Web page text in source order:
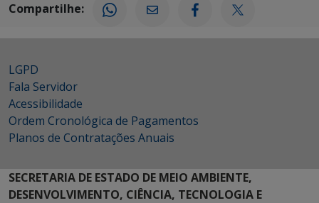
Compartilhe:
LGPD
Fala Servidor
Acessibilidade
Ordem Cronológica de Pagamentos
Planos de Contratações Anuais
SECRETARIA DE ESTADO DE MEIO AMBIENTE,
DESENVOLVIMENTO, CIÊNCIA, TECNOLOGIA E